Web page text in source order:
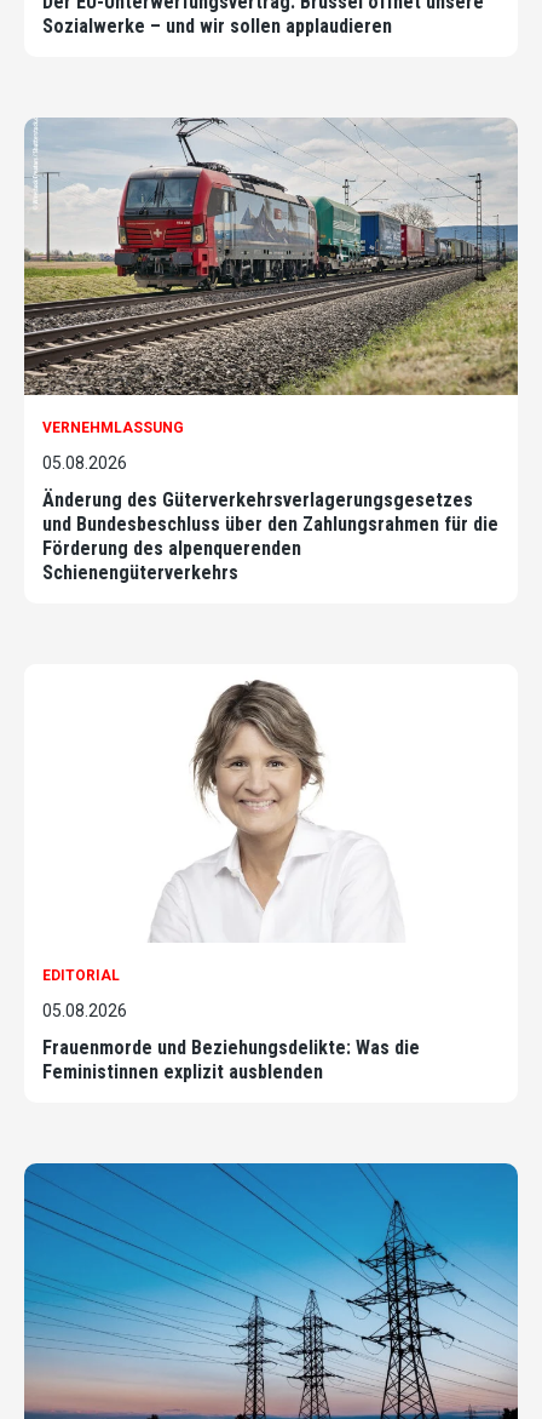
Sozialwerke – und wir sollen applaudieren
VERNEHMLASSUNG
05.08.2026
Änderung des Güterverkehrsverlagerungsgesetzes
und Bundesbeschluss über den Zahlungsrahmen für die
Förderung des alpenquerenden
Schienengüterverkehrs
EDITORIAL
05.08.2026
Frauenmorde und Beziehungsdelikte: Was die
Feministinnen explizit ausblenden